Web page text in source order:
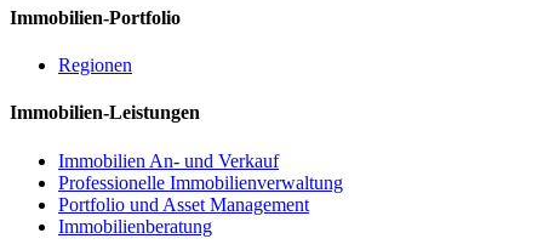
Immobilien-Portfolio
Regionen
Immobilien-Leistungen
Immobilien An- und Verkauf
Professionelle Immobilienverwaltung
Portfolio und Asset Management
Immobilienberatung